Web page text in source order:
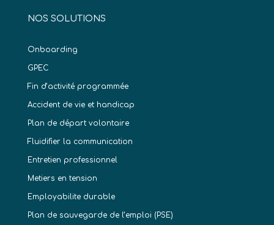
NOS SOLUTIONS
Onboarding
GPEC
Fin d’activité programmée
Accident de vie et handicap
Plan de départ volontaire
Fluidifier la communication
Entretien professionnel
Metiers en tension
Employabilite durable
Plan de sauvegarde de l’emploi (PSE)